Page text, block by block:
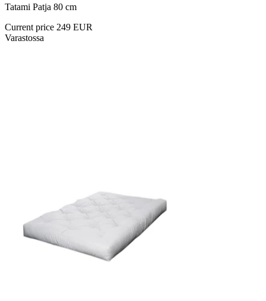
Tatami Patja 80 cm
Current price 249 EUR
Varastossa